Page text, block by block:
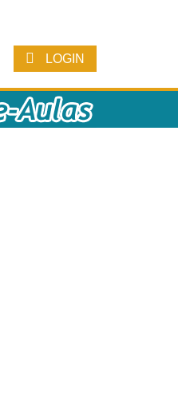
LOGIN